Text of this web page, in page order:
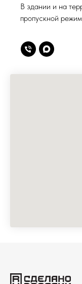
В здании и на
пропускной режим.